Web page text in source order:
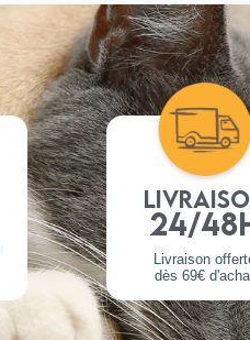
24/
Livraison
dès 69€